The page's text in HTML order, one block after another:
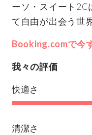
ーソ・スイート2C
て自由が出会う世
Booking.comで今
我々の評価
快適さ
清潔さ